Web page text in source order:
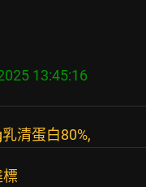
清蛋白80%,